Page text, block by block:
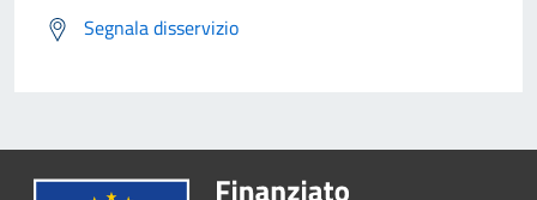
Segnala disservizio